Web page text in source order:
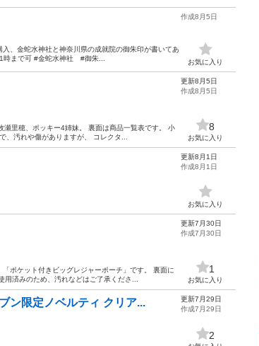
金蛇水神社と神奈川県の成就院の御朱印が書いてあ
時まで可 #金蛇水神社 #御朱...
作成8月5日
お気に入り
里穂、ポッキー4姉妹。 裏面は商品一覧表です。 小
、汚れや傷がありますが、 コレクタ...
更新8月5日
作成8月5日
8
お気に入り
更新8月1日
作成8月1日
お気に入り
ポケット付きビッグレジャーポーチ」です。 裏面に
済みのため、汚れなどはご了承くださ...
更新7月30日
作成7月30日
1
お気に入り
ン限定ノベルティ クリア...
更新7月29日
作成7月29日
2